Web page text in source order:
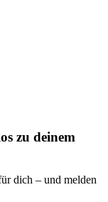
zu deinem
dich – und melden